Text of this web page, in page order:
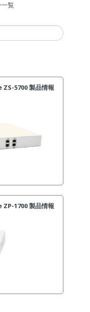
覧
5700 製品情報
1700 製品情報